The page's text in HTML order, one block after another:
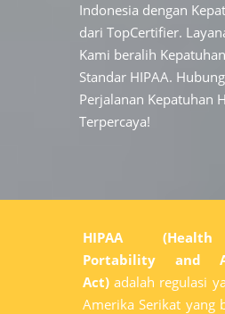
Indonesia dengan
dari TopCertifier.
Kami beralih
Standar HIPAA.
Perjalanan Kepatuhan
Terpercaya!
HIPAA
Portability and
Act) adalah regulasi
Amerika Serikat yang